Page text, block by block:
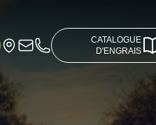
CATALOGUE
D'ENGRAIS